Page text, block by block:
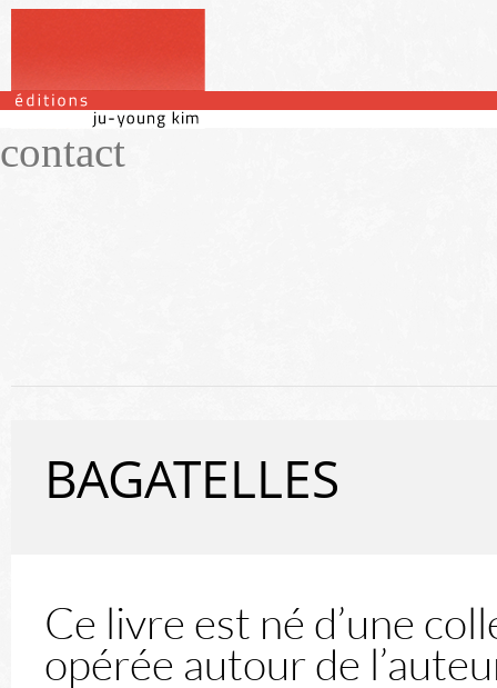
portfolio
atelier
contact
BAGATELLES
Ce livre est né d’une
opérée autour de